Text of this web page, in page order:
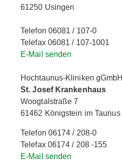
61250 Usingen
Telefon 06081 / 107-0
Telefax 06081 / 107-1001
E-Mail senden
Hochtaunus-Kliniken gGmbH
St. Josef Krankenhaus
Woogtalstraße 7
61462 Königstein im Taunus
Telefon 06174 / 208-0
Telefax 06174 / 208 -155
E-Mail senden